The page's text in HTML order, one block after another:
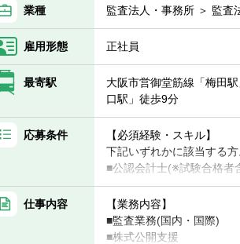
業種 監査法人・事務所 ＞ 監査
雇用形態 正社員
最寄駅
大阪市営御堂筋線「梅田
口駅」徒歩9分
応募条件
【必須経験・スキル】
下記いずれかに該当する方
■公認会計士(※試験合格者
■USCPA(※監査経験必須)
※前職のご経験を積極的に
仕事内容
【業務内容】
■監査業務(国内・国際)
■株式公開支援